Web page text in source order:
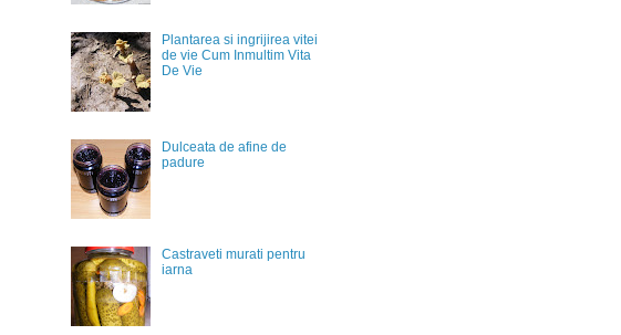
Plantarea si ingrijirea vitei
de vie Cum Inmultim Vita
De Vie
Dulceata de afine de
padure
Castraveti murati pentru
iarna